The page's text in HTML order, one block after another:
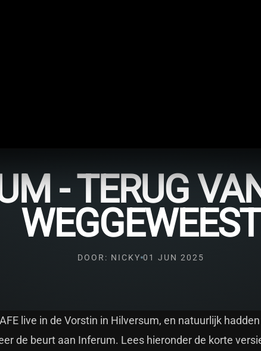
- TERUG
WEGGEWEEST
DOOR: NICKY 01 JUN 2025
live in de Vorstin in Hilversum, en natuurlijk
de beurt aan Inferum. Lees hieronder de korte